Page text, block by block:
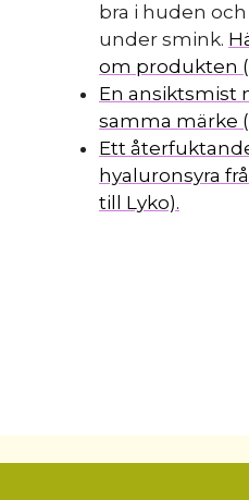
bra i huden
under smink.
om produkten
En ansiktsmist
samma märke
Ett
hyaluronsyra
till Lyko).